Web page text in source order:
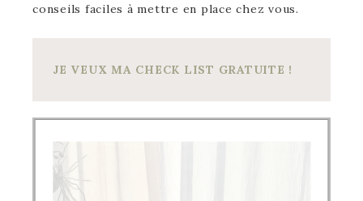
conseils faciles à mettre en place chez vous.
JE VEUX MA CHECK LIST GRATUITE !